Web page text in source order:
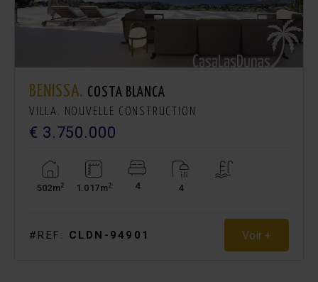
BENISSA. COSTA BLANCA
VILLA. NOUVELLE CONSTRUCTION
€ 3.750.000
502m2 1.017m2 4 4
#REF: CLDN-94901 Voir +